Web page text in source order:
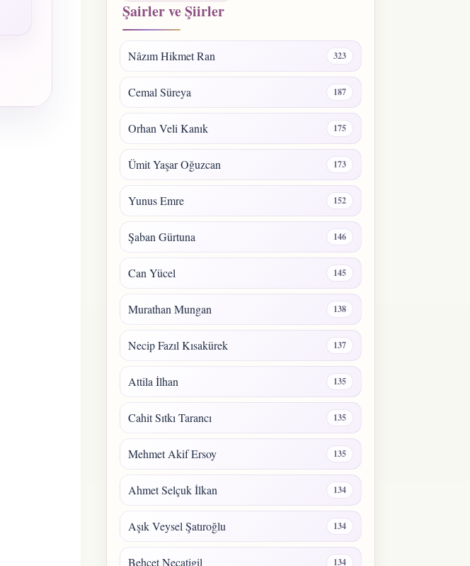
Şairler ve Şiirler
Nâzım Hikmet Ran 323
Cemal Süreya 187
Orhan Veli Kanık 175
Ümit Yaşar Oğuzcan 173
Yunus Emre 152
Şaban Gürtuna 146
Can Yücel 145
Murathan Mungan 138
Necip Fazıl Kısakürek 137
Attila İlhan 135
Cahit Sıtkı Tarancı 135
Mehmet Akif Ersoy 135
Ahmet Selçuk İlkan 134
Aşık Veysel Şatıroğlu 134
Behçet Necatigil 134